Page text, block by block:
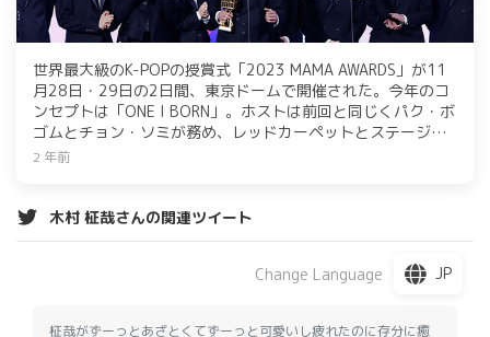
世界最大級のK-POPの授賞式「2023 MAMA AWARDS」が11
月28日・29日の2日間、東京ドームで開催された。今年のコ
ンセプトは「ONE I BORN」。ホストは前回と同じくパク・ボ
ゴムとチョン・ソミが務め、レッドカーペットとステージの
模様は全世界に生中継された。授賞式では、TXT, BTS, LE
SEVENTEEN, TWICE, 2PMらが受賞し、豪華なパフォーマンス
が繰り広げられた。ファン投票部門による受賞者の発表や
トが楽しめた。English Summary of 100 characters or
2 年前
木村 柾哉さんの関連ツイート
Change Language JP
柾哉がずーっとあざとくてずーっと可愛いし疲れたのに存分に癒